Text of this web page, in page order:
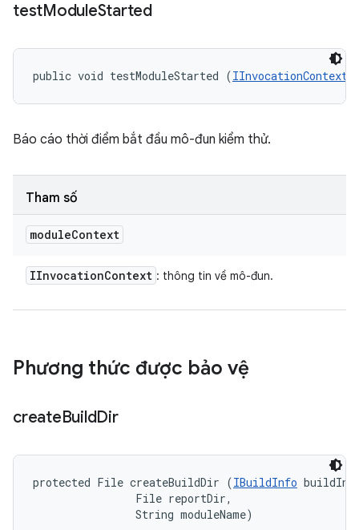
testModuleStarted
public void testModuleStarted (IInvocationContext
Báo cáo thời điểm bắt đầu mô-đun kiểm thử.
Tham số
moduleContext
IInvocationContext : thông tin về mô-đun.
Phương thức được bảo vệ
createBuildDir
protected File createBuildDir (IBuildInfo
                File reportDir,
                String moduleName)